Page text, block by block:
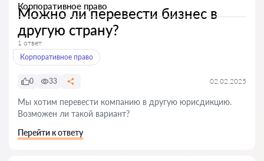
Корпоративное право
Можно ли перевести бизнес в
другую страну?
1 ответ
Корпоративное право
0 33 02.02.2025
Мы хотим перевести компанию в другую юрисдикцию.
Возможен ли такой вариант?
Перейти к ответу